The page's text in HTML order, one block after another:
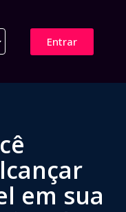
Entrar
em sua